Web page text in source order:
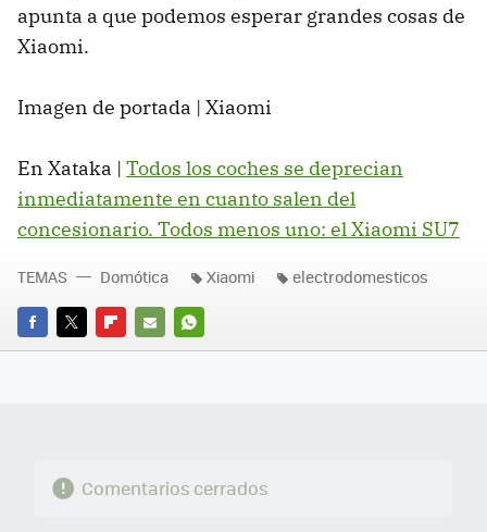
apunta a que podemos esperar grandes cosas de
Xiaomi.
Imagen de portada | Xiaomi
En Xataka | Todos los coches se deprecian
inmediatamente en cuanto salen del
concesionario. Todos menos uno: el Xiaomi SU7
FACEBOOK
TWITTERFLIPBOARD
E-
WHATSAPP
TEMAS Domótica Xiaomi electrodomesticos
Comentarios cerrados